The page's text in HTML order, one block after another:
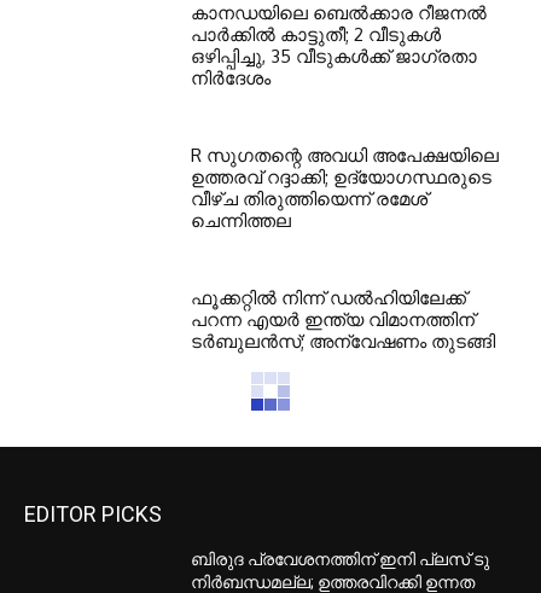
കാനഡയിലെ ബെൽക്കാര റീജനൽ
പാർക്കിൽ കാട്ടുതീ; 2 വീടുകൾ
ഒഴിപ്പിച്ചു, 35 വീടുകൾക്ക് ജാഗ്രതാ
നിർദേശം
R സുഗതന്റെ അവധി അപേക്ഷയിലെ
ഉത്തരവ് റദ്ദാക്കി; ഉദ്യോഗസ്ഥരുടെ
വീഴ്ച തിരുത്തിയെന്ന് രമേശ്
ചെന്നിത്തല
ഫൂക്കറ്റിൽ നിന്ന് ഡൽഹിയിലേക്ക്
പറന്ന എയർ ഇന്ത്യ വിമാനത്തിന്
ടർബുലൻസ്; അന്വേഷണം തുടങ്ങി
EDITOR PICKS
ബിരുദ പ്രവേശനത്തിന് ഇനി പ്ലസ് ടു
നിര്‍ബന്ധമല്ല; ഉത്തരവിറക്കി ഉന്നത